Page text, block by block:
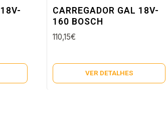
CARREGADOR GAL 18V-
160 BOSCH
110,15€
VER DETALHES